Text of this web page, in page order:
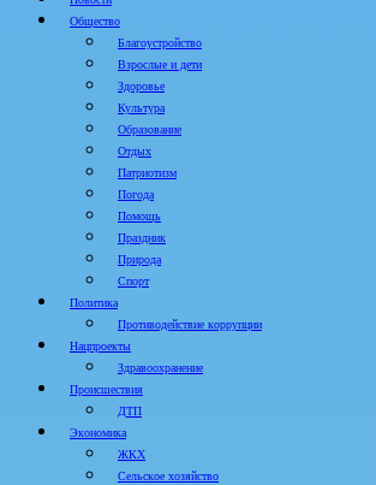
Общество
Благоустройство
Взрослые и дети
Здоровье
Культура
Образование
Отдых
Патриотизм
Погода
Помощь
Праздник
Природа
Спорт
Политика
Противодействие коррупции
Нацпроекты
Здравоохранение
Происшествия
ДТП
Экономика
ЖКХ
Сельское хозяйство